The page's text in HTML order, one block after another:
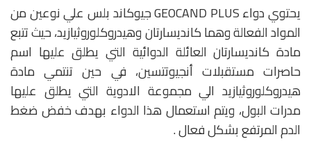
يحتوي دواء GEOCAND PLUS جيوكاند بلس علي نوعين من
المواد الفعالة وهما كانديسارتان وهيدروكلوروثيازيد، حيث تتبع
مادة كانديسارتان العائلة الدوائية التي يطلق عليها اسم
حاصرات مستقبلات أنجيوتتسين، في حين تنتمي مادة
هيدروكلوروثيازيد الي مجموعة الادوية التي يطلق عليها
مدرات البول، ويتم استعمال هذا الدواء بهدف خفض ضغط
الدم المرتفع بشكل فعال .